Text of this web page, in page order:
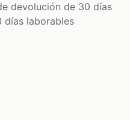
devolución de 30 días
días laborables